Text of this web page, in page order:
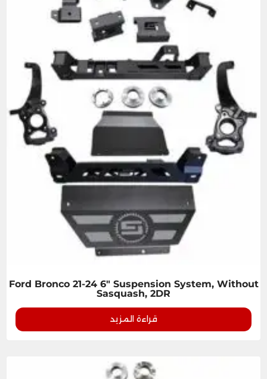
Ford Bronco 21-24 6" Suspension System, Without
Sasquash, 2DR
قراءة المزيد